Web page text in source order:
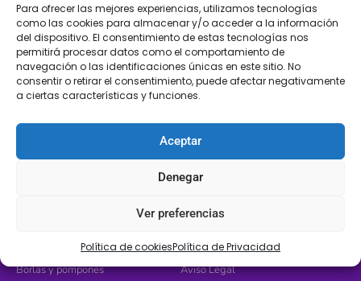
Para ofrecer las mejores experiencias, utilizamos tecnologías
como las cookies para almacenar y/o acceder a la información
del dispositivo. El consentimiento de estas tecnologías nos
permitirá procesar datos como el comportamiento de
navegación o las identificaciones únicas en este sitio. No
consentir o retirar el consentimiento, puede afectar negativamente
a ciertas características y funciones.
Aceptar
Denegar
Ver preferencias
Política de cookiesPolítica de Privacidad
Ubícanos
Avd. de Mijas con calle Antequera 2. 29640 Fuengirola, Málaga
Borlas y pompones
Información
Blog
Devoluciones
Aviso Legal